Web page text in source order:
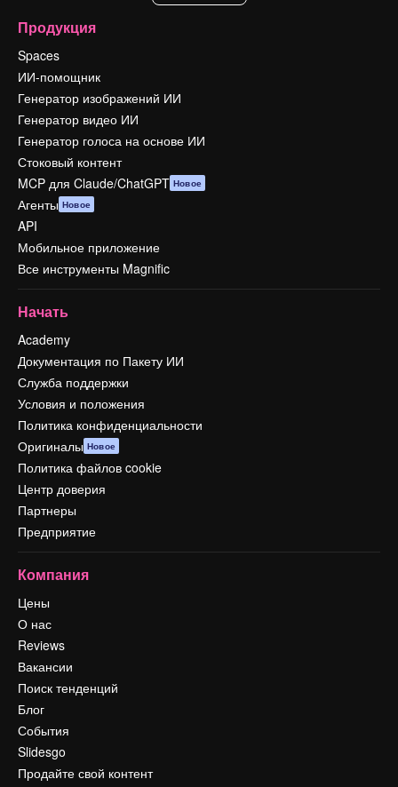
Продукция
Spaces
ИИ-помощник
Генератор изображений ИИ
Генератор видео ИИ
Генератор голоса на основе ИИ
Стоковый контент
MCP для Claude/ChatGPT Новое
Агенты Новое
API
Мобильное приложение
Все инструменты Magnific
Начать
Academy
Документация по Пакету ИИ
Служба поддержки
Условия и положения
Политика конфиденциальности
Оригиналы Новое
Политика файлов cookie
Центр доверия
Партнеры
Предприятие
Компания
Цены
О нас
Reviews
Вакансии
Поиск тенденций
Блог
События
Slidesgo
Продайте свой контент